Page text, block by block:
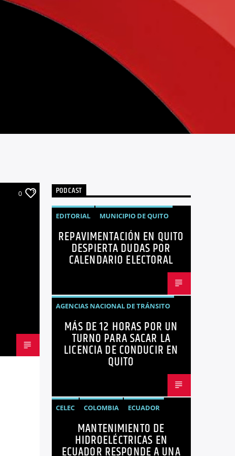
0 PODCAST
EDITORIAL
MUNICIPIO DE QUITO
NOTICIAS
OPINIÓN
QUITO
REPAVIMENTACIÓN
REPAVIMENTACIÓN EN QUITO
DESPIERTA DUDAS POR
CALENDARIO ELECTORAL
AGENCIAS NACIONAL DE TRÁNSITO
ECUADOR
LICENCIAS NOTICIAS
MÁS DE 12 HORAS POR UN
TURNO PARA SACAR LA
LICENCIA DE CONDUCIR EN
QUITO
CELEC COLOMBIA
ECUADOR
ENERGÍA
HIDROELÉCTRICAS
NOTICIAS
MANTENIMIENTO DE
HIDROELÉCTRICAS EN
ECUADOR RESPONDE A UNA